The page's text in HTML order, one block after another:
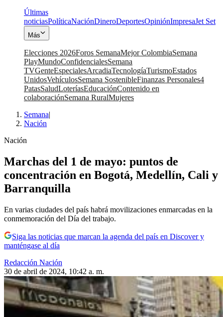
Últimas
noticiasPolíticaNaciónDineroDeportesOpiniónImpresaJet Set
Más
Elecciones 2026Foros SemanaMejor ColombiaSemana
PlayMundoConfidencialesSemana
TVGenteEspecialesArcadiaTecnologíaTurismoEstados
UnidosVehículosSemana SostenibleFinanzas Personales4
PatasSaludLoteríasEducaciónContenido en
colaboraciónSemana RuralMujeres
Semana|
Nación
Nación
Marchas del 1 de mayo: puntos de
concentración en Bogotá, Medellín, Cali y
Barranquilla
En varias ciudades del país habrá movilizaciones enmarcadas en la
conmemoración del Día del trabajo.
Siga las noticias que marcan la agenda del país en Discover y
manténgase al día
Redacción Nación
30 de abril de 2024, 10:42 a. m.